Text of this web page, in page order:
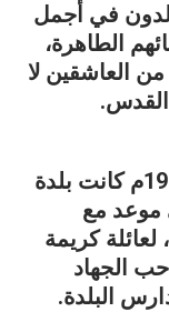
في أجمل
الطاهرة،
العاشقين لا
ميلاد فارس: بتاريخ 20 يونيو عام 1973م كانت بلدة
موعد مع
لعائلة كريمة
الجهاد
البلدة.